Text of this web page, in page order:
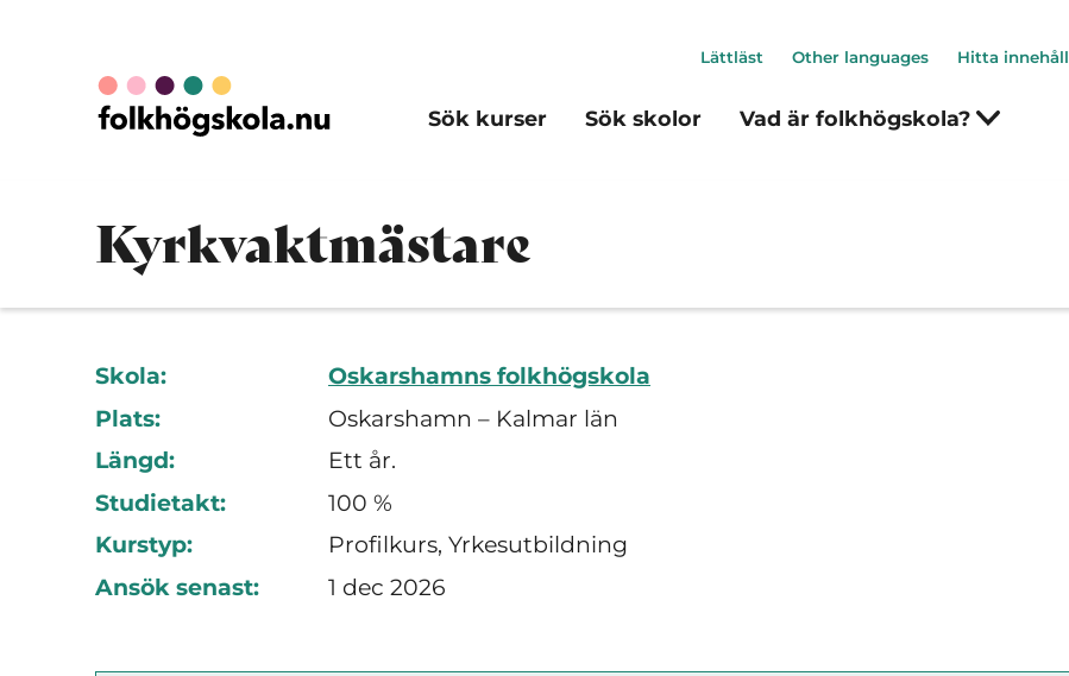
Sök kurser Sök skolor Vad är folkhögskola?
Lättläst Other languages Hitta innehåll
Kyrkvaktmästare
Skola:
Oskarshamns folkhögskola
Plats:
Oskarshamn – Kalmar län
Längd:
Ett år.
Studietakt:
100 %
Kurstyp:
Profilkurs, Yrkesutbildning
Ansök senast:
1 dec 2026